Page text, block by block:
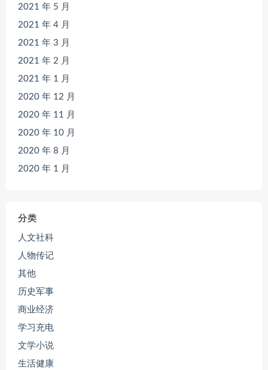
2021 年 5 月
2021 年 4 月
2021 年 3 月
2021 年 2 月
2021 年 1 月
2020 年 12 月
2020 年 11 月
2020 年 10 月
2020 年 8 月
2020 年 1 月
分类
人文社科
人物传记
其他
历史军事
商业经济
学习充电
文学小说
生活健康